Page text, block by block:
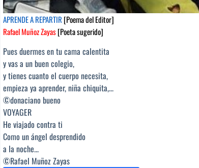
APRENDE A REPARTIR [Poema del Editor]
Rafael Muñoz Zayas[Poeta sugerido]
Pues duermes en tu cama calentita
y vas a un buen colegio,
y tienes cuanto el cuerpo necesita,
empieza ya aprender, niña chiquita,...
©donaciano bueno
VOYAGER
He viajado contra ti
Como un ángel desprendido
a la noche...
©Rafael Muñoz Zayas